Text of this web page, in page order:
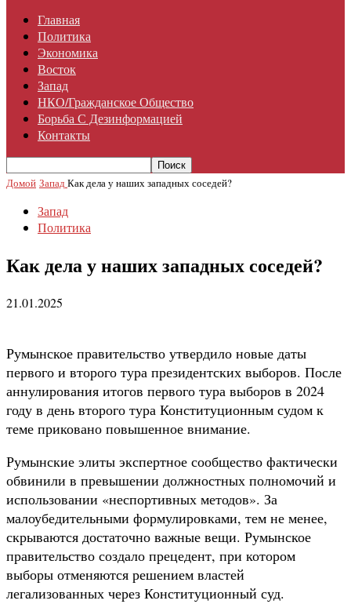
Главная
Политика
Экономика
Восток
Запад
НКО/гражданское Общество
Борьба С Дезинформацией
Контакты
Домой Запад Как дела у наших западных соседей?
Запад
Политика
Как дела у наших западных соседей?
21.01.2025
Румынское правительство утвердило новые даты
первого и второго тура президентских выборов. После
аннулирования итогов первого тура выборов в 2024
году в день второго тура Конституционным судом к
теме приковано повышенное внимание.
Румынские элиты экспертное сообщество фактически
обвинили в превышении должностных полномочий и
использовании «неспортивных методов». За
малоубедительными формулировками, тем не менее,
скрываются достаточно важные вещи. Румынское
правительство создало прецедент, при котором
выборы отменяются решением властей
легализованных через Конституционный суд.